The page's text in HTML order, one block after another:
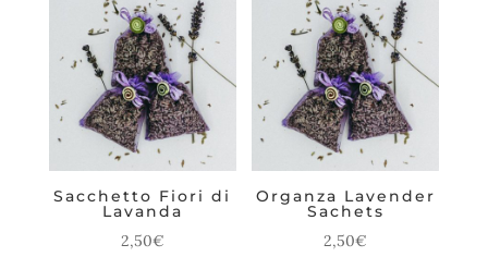
Sacchetto Fiori di
Lavanda
2,50€
Organza Lavender
Sachets
2,50€